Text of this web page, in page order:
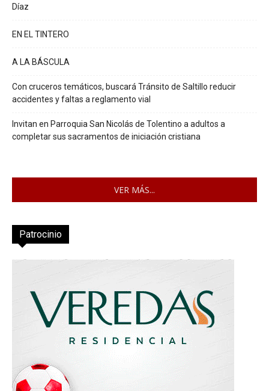
Díaz
EN EL TINTERO
A LA BÁSCULA
Con cruceros temáticos, buscará Tránsito de Saltillo reducir
accidentes y faltas a reglamento vial
Invitan en Parroquia San Nicolás de Tolentino a adultos a
completar sus sacramentos de iniciación cristiana
VER MÁS...
Patrocinio